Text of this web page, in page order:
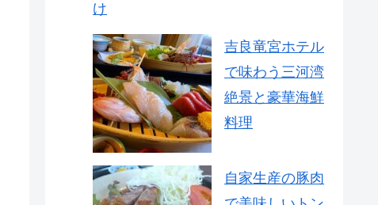
け
吉良竜宮ホテル
で味わう三河湾
絶景と豪華海鮮
料理
自家生産の豚肉